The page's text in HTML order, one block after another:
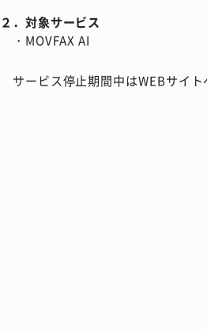
２．対象サービス
・MOVFAX AI
サービス停止期間中はWEBサイト